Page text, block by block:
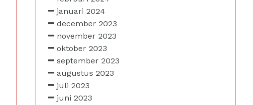
januari 2024
december 2023
november 2023
oktober 2023
september 2023
augustus 2023
juli 2023
juni 2023